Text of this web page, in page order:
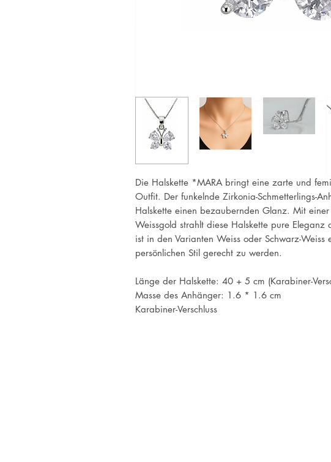
Die Halskette *MARA bringt eine zarte und
Outfit. Der funkelnde Zirkonia-Schmetterlings-
Halskette einen bezaubernden Glanz. Mit einer
Weissgold strahlt diese Halskette pure Eleganz
ist in den Varianten Weiss oder Schwarz-Weiss
persönlichen Stil gerecht zu werden.
Länge der Halskette: 40 + 5 cm (Karabiner-
Masse des Anhänger: 1.6 * 1.6 cm
Karabiner-Verschluss